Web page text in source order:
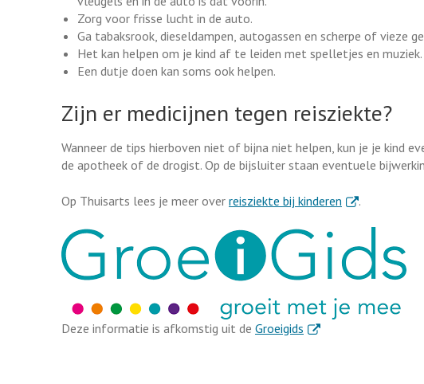
Zorg voor frisse lucht in de auto.
Ga tabaksrook, dieseldampen, autogassen en scherpe of vieze
Het kan helpen om je kind af te leiden met spelletjes en
Een dutje doen kan soms ook helpen.
Zijn er medicijnen tegen reisziekte?
Wanneer de tips hierboven niet of bijna niet helpen, kun je je kind
de apotheek of de drogist. Op de bijsluiter staan eventuele
Op Thuisarts lees je meer over reisziekte bij kinderen . Externe link
.
Deze informatie is afkomstig uit de Groeigids . Externe link